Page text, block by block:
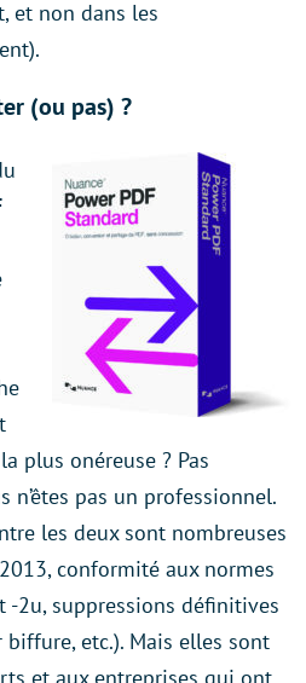
et non dans les
(ou pas) ?
plus onéreuse ? Pas
pas un professionnel.
les deux sont nombreuses
conformité aux normes
-2u, suppressions définitives
biffure, etc.). Mais elles sont
et aux entreprises qui ont